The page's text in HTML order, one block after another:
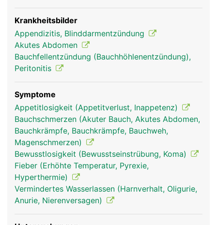
Krankheitsbilder
Appendizitis, Blinddarmentzündung
Akutes Abdomen
Bauchfellentzündung (Bauchhöhlenentzündung),
Peritonitis
Symptome
Appetitlosigkeit (Appetitverlust, Inappetenz)
Bauchschmerzen (Akuter Bauch, Akutes Abdomen,
Bauchkrämpfe, Bauchkrämpfe, Bauchweh,
Magenschmerzen)
Bewusstlosigkeit (Bewusstseinstrübung, Koma)
Fieber (Erhöhte Temperatur, Pyrexie,
Hyperthermie)
Vermindertes Wasserlassen (Harnverhalt, Oligurie,
Anurie, Nierenversagen)